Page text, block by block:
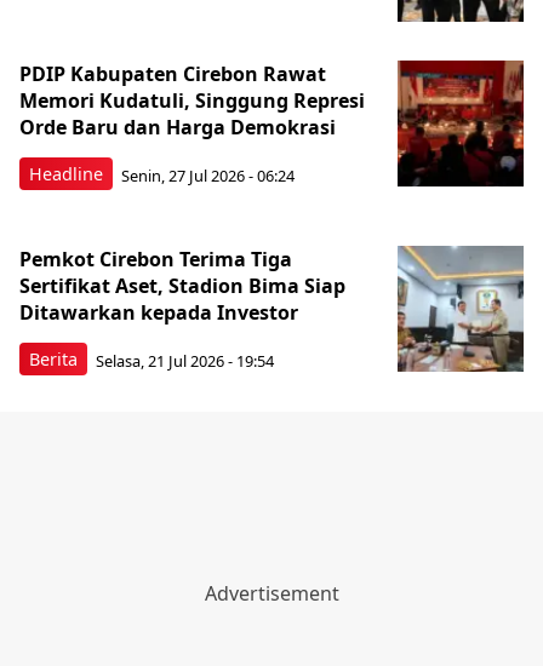
Headline
PDIP Kabupaten Cirebon Rawat
Memori Kudatuli, Singgung Represi
Orde Baru dan Harga Demokrasi
Senin, 27 Jul 2026 - 06:24
Berita
Pemkot Cirebon Terima Tiga
Sertifikat Aset, Stadion Bima Siap
Ditawarkan kepada Investor
Selasa, 21 Jul 2026 - 19:54